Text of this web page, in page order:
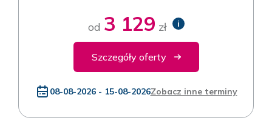
od 3 129 zł i
Szczegóły oferty
08-08-2026 - 15-08-2026Zobacz inne terminy